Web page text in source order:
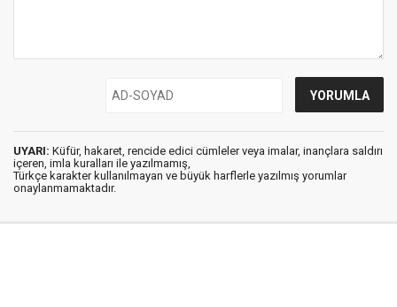
UYARI: Küfür, hakaret, rencide edici cümleler veya imalar, inançlara saldırı
içeren, imla kuralları ile yazılmamış,
Türkçe karakter kullanılmayan ve büyük harflerle yazılmış yorumlar
onaylanmamaktadır.